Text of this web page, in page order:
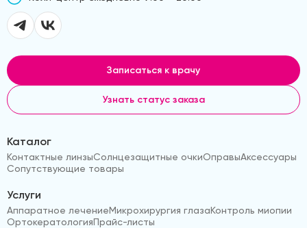
Записаться к врачу
Узнать статус заказа
Каталог
Контактные линзыСолнцезащитные очкиОправыАксессуары
Сопутствующие товары
Услуги
Аппаратное лечениеМикрохирургия глазаКонтроль миопии
ОртокератологияПрайс-листы